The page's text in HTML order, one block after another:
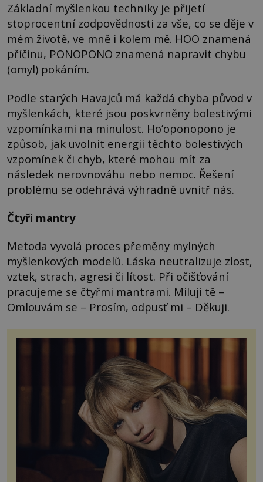
Základní myšlenkou techniky je přijetí
stoprocentní zodpovědnosti za vše, co se děje v
mém životě, ve mně i kolem mě. HOO znamená
příčinu, PONOPONO znamená napravit chybu
(omyl) pokáním.
Podle starých Havajců má každá chyba původ v
myšlenkách, které jsou poskvrněny bolestivými
vzpomínkami na minulost. Ho’oponopono je
způsob, jak uvolnit energii těchto bolestivých
vzpomínek či chyb, které mohou mít za
následek nerovnováhu nebo nemoc. Řešení
problému se odehrává výhradně uvnitř nás.
Čtyři mantry
Metoda vyvolá proces přeměny mylných
myšlenkových modelů. Láska neutralizuje zlost,
vztek, strach, agresi či lítost. Při očišťování
pracujeme se čtyřmi mantrami. Miluji tě –
Omlouvám se – Prosím, odpusť mi – Děkuji.